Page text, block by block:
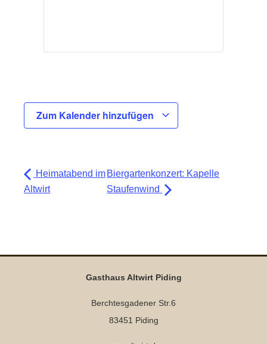
Zum Kalender hinzufügen
Heimatabend im
Altwirt
Biergartenkonzert: Kapelle
Staufenwind
Gasthaus Altwirt Piding
Berchtesgadener Str.6
83451 Piding